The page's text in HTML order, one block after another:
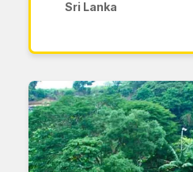
Sri Lanka